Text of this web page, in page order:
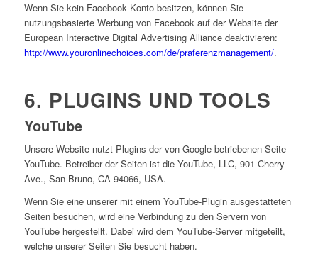
Wenn Sie kein Facebook Konto besitzen, können Sie
nutzungsbasierte Werbung von Facebook auf der Website der
European Interactive Digital Advertising Alliance deaktivieren:
http://www.youronlinechoices.com/de/praferenzmanagement/.
6. PLUGINS UND TOOLS
YouTube
Unsere Website nutzt Plugins der von Google betriebenen Seite
YouTube. Betreiber der Seiten ist die YouTube, LLC, 901 Cherry
Ave., San Bruno, CA 94066, USA.
Wenn Sie eine unserer mit einem YouTube-Plugin ausgestatteten
Seiten besuchen, wird eine Verbindung zu den Servern von
YouTube hergestellt. Dabei wird dem YouTube-Server mitgeteilt,
welche unserer Seiten Sie besucht haben.